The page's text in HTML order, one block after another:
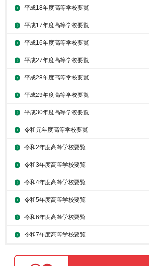
平成18年度高等学校要覧
平成17年度高等学校要覧
平成16年度高等学校要覧
平成27年度高等学校要覧
平成28年度高等学校要覧
平成29年度高等学校要覧
平成30年度高等学校要覧
令和元年度高等学校要覧
令和2年度高等学校要覧
令和3年度高等学校要覧
令和4年度高等学校要覧
令和5年度高等学校要覧
令和6年度高等学校要覧
令和7年度高等学校要覧